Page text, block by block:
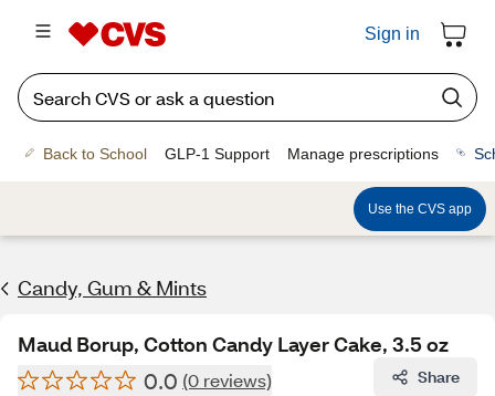
Sign in
Back to School GLP-1 Support Manage prescriptions
Use the CVS app
Candy, Gum & Mints
Maud Borup, Cotton Candy Layer Cake, 3.5 oz
0.0 (0 reviews) Share